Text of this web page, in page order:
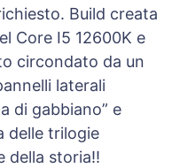
Build creata
Core I5 12600K e
circondato da un
laterali
di gabbiano” e
delle trilogie
della storia!!